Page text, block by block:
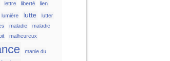
lettre liberté lien
lumière lutte
lutter
maladie
maladie
malheureux
manie du